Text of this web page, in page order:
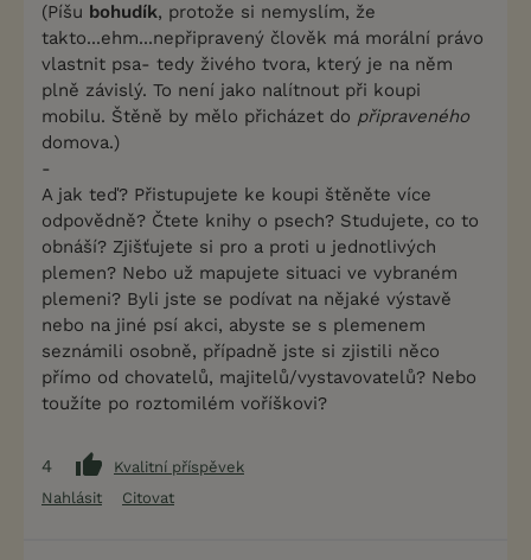
(Píšu bohudík, protože si nemyslím, že
takto...ehm...nepřipravený člověk má morální právo
vlastnit psa- tedy živého tvora, který je na něm
plně závislý. To není jako nalítnout při koupi
mobilu. Štěně by mělo přicházet do připraveného
domova.)
-
A jak teď? Přistupujete ke koupi štěněte více
odpovědně? Čtete knihy o psech? Studujete, co to
obnáší? Zjišťujete si pro a proti u jednotlivých
plemen? Nebo už mapujete situaci ve vybraném
plemeni? Byli jste se podívat na nějaké výstavě
nebo na jiné psí akci, abyste se s plemenem
seznámili osobně, případně jste si zjistili něco
přímo od chovatelů, majitelů/vystavovatelů? Nebo
toužíte po roztomilém voříškovi?
4
Kvalitní příspěvek
Nahlásit
Citovat